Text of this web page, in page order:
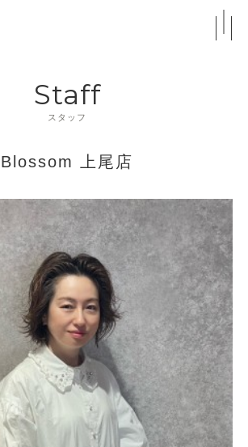
Staff
スタッフ
Blossom 上尾店